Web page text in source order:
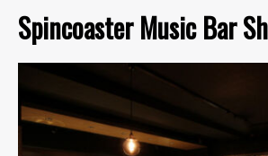
Spincoaster Music Bar